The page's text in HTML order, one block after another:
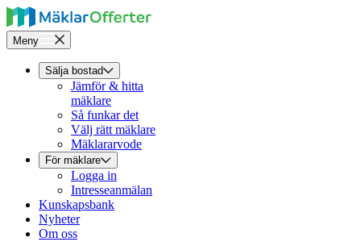
Meny
Sälja bostad
Jämför & hitta
mäklare
Så funkar det
Välj rätt mäklare
Mäklararvode
För mäklare
Logga in
Intresseanmälan
Kunskapsbank
Nyheter
Om oss